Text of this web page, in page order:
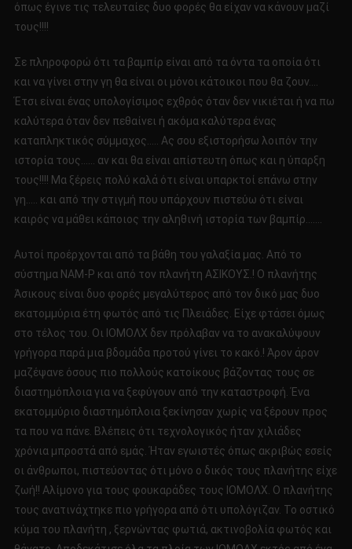
όπως έγινε τις τελευταίες δυο φορές θα είχαν να κάνουν μαζί
τους!!!!
Σε πληροφορώ ότι τα βαμπίρ είναι από τα όντα τα οποία ότι
και να γίνει στην γη θα είναι οι μόνοι κάτοικοι που θα ζουν….
Έτσι είναι ένας υπολογίσιμος εχθρός όταν δεν νικιέται ή να πω
καλύτερα όταν δεν πεθαίνει ή ακόμα καλύτερα ένας
καταπληκτικός σύμμαχος….. Ας σου εξιστορήσω λοιπόν την
ιστορία τους…… αν και θα είναι απίστευτη όπως και η ύπαρξη
τους!!!! Μα ξέρεις πολύ καλά ότι είναι υπαρκτοί επάνω στην
γη….. και από την στιγμή που υπάρχουν πιστεύω ότι είναι
καιρός να μάθει κάποιος την αληθινή ιστορία των βαμπίρ…….
Αυτοί προέρχονται από τα βάθη του γαλαξία μας. Από το
σύστημα ΝΑΜ-Ρ και από τον πλανήτη ΑΣΙΚΟΥΣ.! Ο πλανήτης
Άσικους είναι δυο φορές μεγαλύτερος από τον δικό μας δυο
εκατομμύρια έτη φωτός από τις Πλειάδες. Είχε φτάσει όμως
στο τέλος του. Οι ΙΟΜΟΛΧ δεν πρόλαβαν να το ανακαλύψουν
γρήγορα παρά μια βδομάδα προτού γίνει το κακό.! Άρον άρον
μαζέψανε όσους πιο πολλούς κατοίκους βάζοντας τους σε
διαστημόπλοια για να ξεφύγουν από την καταστροφή. Ένα
εκατομμύριο διαστημόπλοια ξεκίνησαν χωρίς να ξέρουν προς
τα που να πάνε. Βλέπεις ότι τεχνολογικός ήταν χιλιάδες
χρόνια μπροστά από εμάς. Ήταν εγωιστές όπως ακριβώς εσείς
οι άνθρωποι, πιστεύοντας ότι μόνο ο δικός τους πλανήτης είχε
ζωή!! Αλίμονο για τους φουκαράδες τους ΙΟΜΟΛΧ. Ο πλανήτης
τους ανατινάχτηκε πιο γρήγορα από ότι υπολόγιζαν. Το οστικό
κύμα του πλανήτη , ξερνώντας φωτιά, ακτινοβολία φωτός και